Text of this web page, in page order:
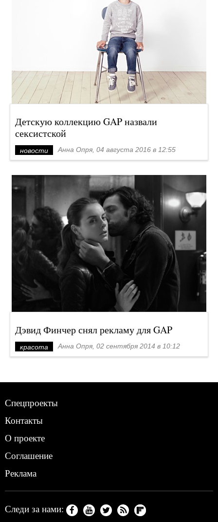
Детскую коллекцию GAP назвали
сексистской
новости Анна Опря, 04 августа 2016 в 12:55
Дэвид Финчер снял рекламу для GAP
красота Анна Опря, 02 сентября 2014 в 10:12
Спецпроекты
Контакты
О проекте
Соглашение
Реклама
Следи за нами: